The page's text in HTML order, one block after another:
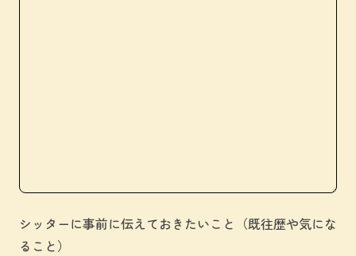
シッターに事前に伝えておきたいこと（既往歴や気にな
ること）